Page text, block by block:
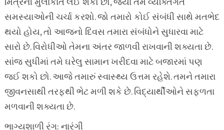
સમસ્યાઓની ચર્ચા કરશો. જો તમારો કોઈ સંબંધી સાથે મતભેદ
થયો હોય, તો આજનો દિવસ તમારા સંબંધોને સુધારવા માટે
સારો છે. વિરોધીઓ તેમના અંતર જાળવી રાખવાની શક્યતા છે.
સાંજ સુધીમાં તમે ઘરેલુ સામાન ખરીદવા માટે બજારમાં પણ
જઈ શકો છો. આજે તમારું સ્વાસ્થ્ય ઉત્તમ રહેશે. તમને તમારા
જીવનસાથી તરફથી ભેટ મળી શકે છે. વિદ્યાર્થીઓને સફળતા
મળવાની શક્યતા છે.
ભાગ્યશાળી રંગ: નારંગી